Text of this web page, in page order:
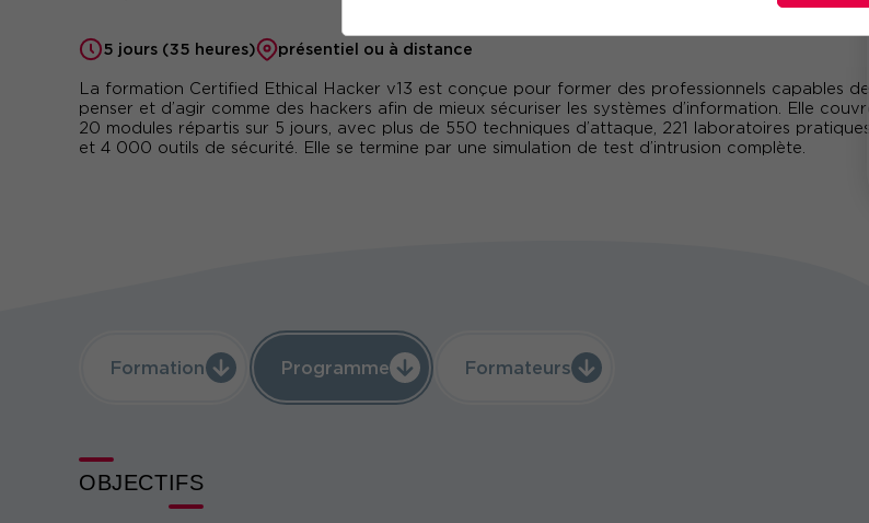
5 jours (35 heures) présentiel ou à distance
La formation Certified Ethical Hacker v13 est conçue pour former des professionnels capables de
penser et d’agir comme des hackers afin de mieux sécuriser les systèmes d’information. Elle couvre
20 modules répartis sur 5 jours, avec plus de 550 techniques d’attaque, 221 laboratoires pratiques
et 4 000 outils de sécurité. Elle se termine par une simulation de test d’intrusion complète.
Formation Programme Formateurs
OBJECTIFS